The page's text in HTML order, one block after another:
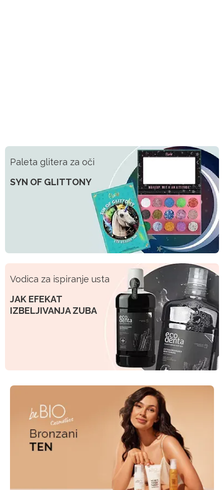
Paleta glitera za oči
SYN OF GLITTONY
Vodica za ispiranje usta
JAK EFEKAT
IZBELJIVANJA ZUBA